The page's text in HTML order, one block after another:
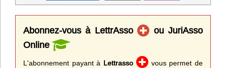
Abonnez-vous à LettrAsso
ou JuriAsso
Online
L'abonnement payant à Lettrasso
vous permet de